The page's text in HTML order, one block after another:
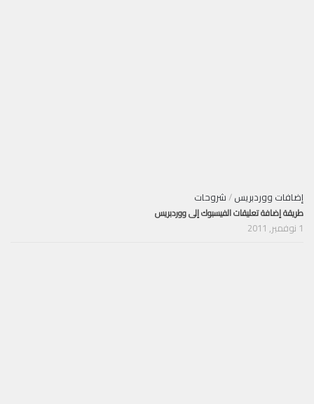
إضافات ووردبريس/شروحات
طريقة إضافة تعليقات الفيسبوك إلى ووردبريس